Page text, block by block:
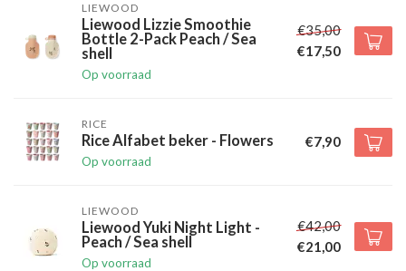
LIEWOOD
Liewood Lizzie Smoothie
Bottle 2-Pack Peach / Sea
shell
Op voorraad
€35,00
€17,50
RICE
Rice Alfabet beker - Flowers
Op voorraad
€7,90
LIEWOOD
Liewood Yuki Night Light -
Peach / Sea shell
Op voorraad
€42,00
€21,00